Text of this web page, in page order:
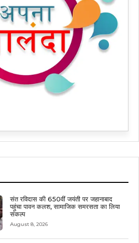
संत रविदास की 650वीं जयंती पर जहानाबाद
पहुंचा पावन कलश, सामाजिक समरसता का लिया
संकल्प
August 8, 2026